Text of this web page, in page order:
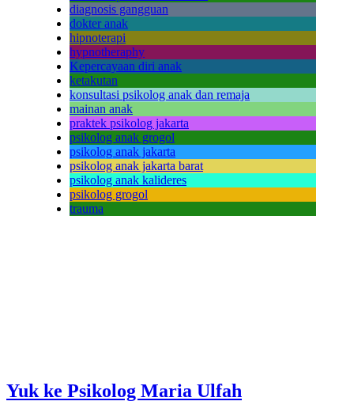
diagnosis gangguan
dokter anak
hipnoterapi
hypnotheraphy
Kepercayaan diri anak
ketakutan
konsultasi psikolog anak dan remaja
mainan anak
praktek psikolog jakarta
psikolog anak grogol
psikolog anak jakarta
psikolog anak jakarta barat
psikolog anak kalideres
psikolog grogol
trauma
Yuk ke Psikolog Maria Ulfah